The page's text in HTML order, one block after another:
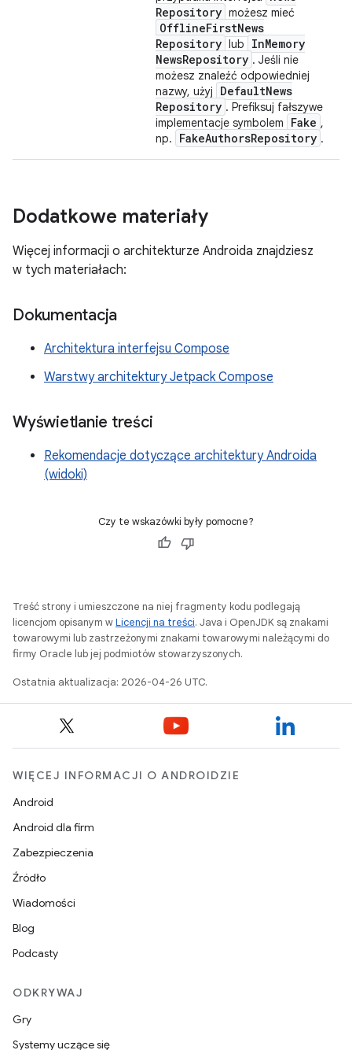
Repository możesz mieć
OfflineFirstNews
Repository lub InMemory
NewsRepository . Jeśli nie
możesz znaleźć odpowiedniej
nazwy, użyj
DefaultNews
Repository . Prefiksuj fałszywe
implementacje symbolem
Fake ,
np.
FakeAuthorsRepository .
Dodatkowe materiały
Więcej informacji o architekturze Androida znajdziesz
w tych materiałach:
Dokumentacja
Architektura interfejsu Compose
Warstwy architektury Jetpack Compose
Wyświetlanie treści
Rekomendacje dotyczące architektury Androida
(widoki)
Czy te wskazówki były pomocne?
Treść strony i umieszczone na niej fragmenty kodu podlegają
licencjom opisanym wLicencji na treści. Java i OpenJDK są znakami
towarowymi lub zastrzeżonymi znakami towarowymi należącymi do
firmy Oracle lub jej podmiotów stowarzyszonych.
Ostatnia aktualizacja: 2026-04-26 UTC.
WIĘCEJ INFORMACJI O ANDROIDZIE
Android
Android dla firm
Zabezpieczenia
Źródło
Wiadomości
Blog
Podcasty
ODKRYWAJ
Gry
Systemy uczące się